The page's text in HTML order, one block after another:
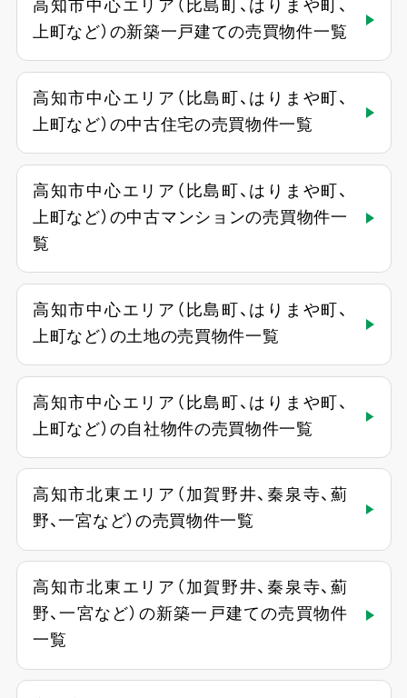
高知市中心エリア（比島町、はりまや町、
上町など）の新築一戸建ての売買物件一覧
高知市中心エリア（比島町、はりまや町、
上町など）の中古住宅の売買物件一覧
高知市中心エリア（比島町、はりまや町、
上町など）の中古マンションの売買物件一
覧
高知市中心エリア（比島町、はりまや町、
上町など）の土地の売買物件一覧
高知市中心エリア（比島町、はりまや町、
上町など）の自社物件の売買物件一覧
高知市北東エリア（加賀野井、秦泉寺、薊
野、一宮など）の売買物件一覧
高知市北東エリア（加賀野井、秦泉寺、薊
野、一宮など）の新築一戸建ての売買物件
一覧